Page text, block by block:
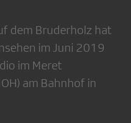
dem Bruderholz hat
im Juni 2019
im Meret
am Bahnhof in